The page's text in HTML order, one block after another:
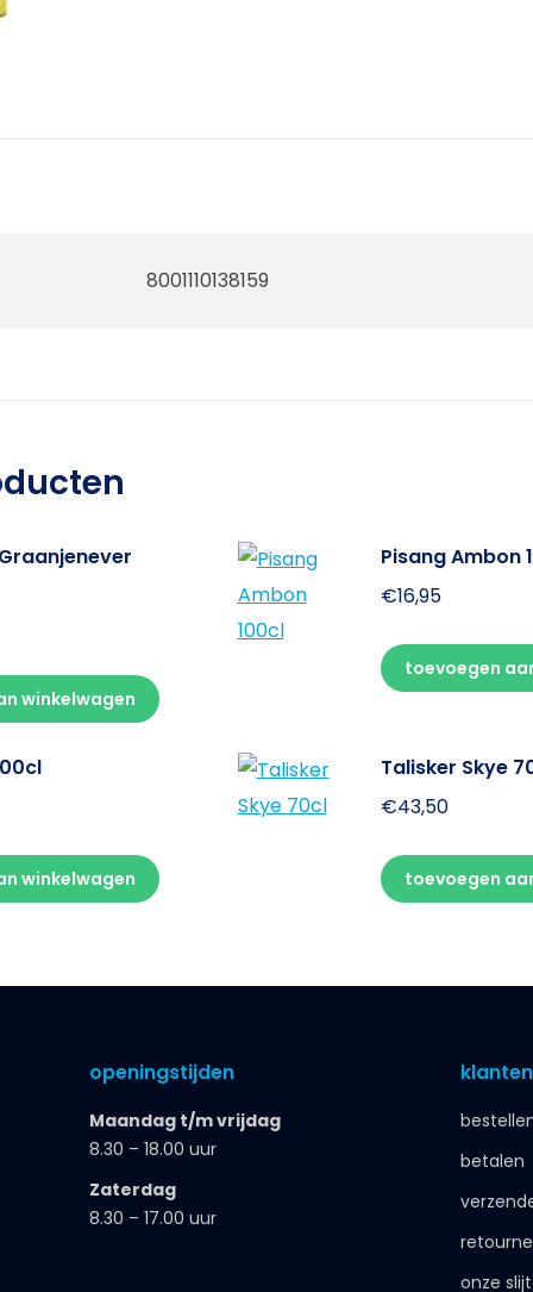
8001110138159
winkelwagen
Pisang Ambon
€16,95
toevoegen
winkelwagen
Talisker Skye
€43,50
toevoegen
openingstijden
Maandag t/m vrijdag
8.30 – 18.00 uur
Zaterdag
8.30 – 17.00 uur
betalen
onze